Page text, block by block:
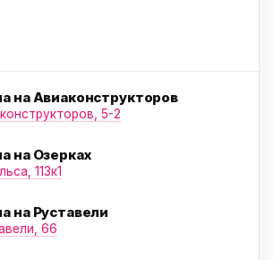
на Авиаконструкторов
5-2
на Озерках
113к1
на Руставели
66